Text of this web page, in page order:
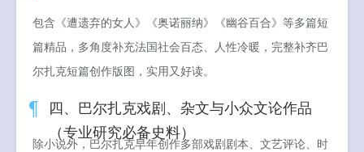
包含《遭遗弃的女人》《奥诺丽纳》《幽谷百合》等多篇短
篇精品，多角度补充法国社会百态、人性冷暖，完整补齐巴
尔扎克短篇创作版图，实用又好读。
四、巴尔扎克戏剧、杂文与小众文论作品
（专业研究必备史料）
除小说外，巴尔扎克早年创作多部戏剧剧本、文艺评论、时